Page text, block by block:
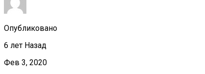
Опубликовано
6 лет Назад
Фев 3, 2020